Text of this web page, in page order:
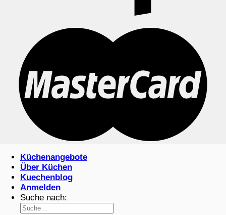
Küchenangebote
Über Küchen
Kuechenblog
Anmelden
Suche nach: